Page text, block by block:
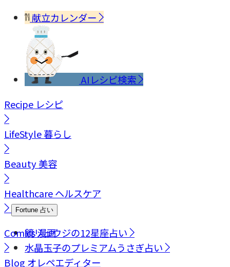
献立カレンダー
AIレシピ検索
Recipe レシピ
LifeStyle暮らし
Beauty美容
Healthcareヘルスケア
Fortune 占い
鏡リュウジの12星座占い
水晶玉子のプレミアムうさぎ占い
Comics漫画
Blog オレペエディター